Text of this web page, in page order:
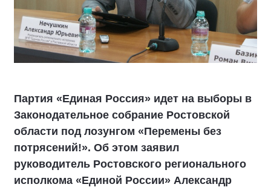
Партия «Единая Россия» идет на выборы в
Законодательное собрание Ростовской
области под лозунгом «Перемены без
потрясений!». Об этом заявил
руководитель Ростовского регионального
исполкома «Единой России» Александр